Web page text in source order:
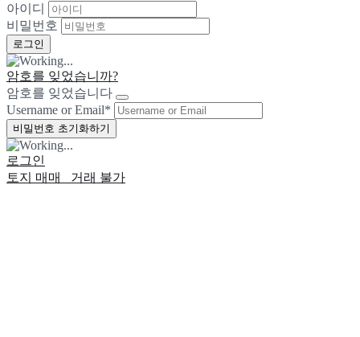
아이디
비밀번호
암호를 잊었습니까?
암호를 잊었습니다
Username or Email*
로그인
토지 매매
거래 불가